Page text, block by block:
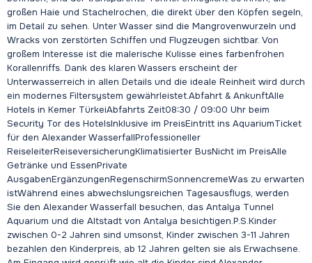
großen Haie und Stachelrochen, die direkt über den Köpfen segeln,
im Detail zu sehen. Unter Wasser sind die Mangrovenwurzeln und
Wracks von zerstörten Schiffen und Flugzeugen sichtbar. Von
großem Interesse ist die malerische Kulisse eines farbenfrohen
Korallenriffs. Dank des klaren Wassers erscheint der
Unterwasserreich in allen Details und die ideale Reinheit wird durch
ein modernes Filtersystem gewährleistet.Abfahrt & AnkunftAlle
Hotels in Kemer TürkeiAbfahrts Zeit08:30 / 09:00 Uhr beim
Security Tor des HotelsInklusive im PreisEintritt ins AquariumTicket
für den Alexander WasserfallProfessioneller
ReiseleiterReiseversicherungKlimatisierter BusNicht im PreisAlle
Getränke und EssenPrivate
AusgabenErgänzungenRegenschirmSonnencremeWas zu erwarten
istWährend eines abwechslungsreichen Tagesausflugs, werden
Sie den Alexander Wasserfall besuchen, das Antalya Tunnel
Aquarium und die Altstadt von Antalya besichtigen.P.S.Kinder
zwischen 0-2 Jahren sind umsonst, Kinder zwischen 3-11 Jahren
bezahlen den Kinderpreis, ab 12 Jahren gelten sie als Erwachsene.